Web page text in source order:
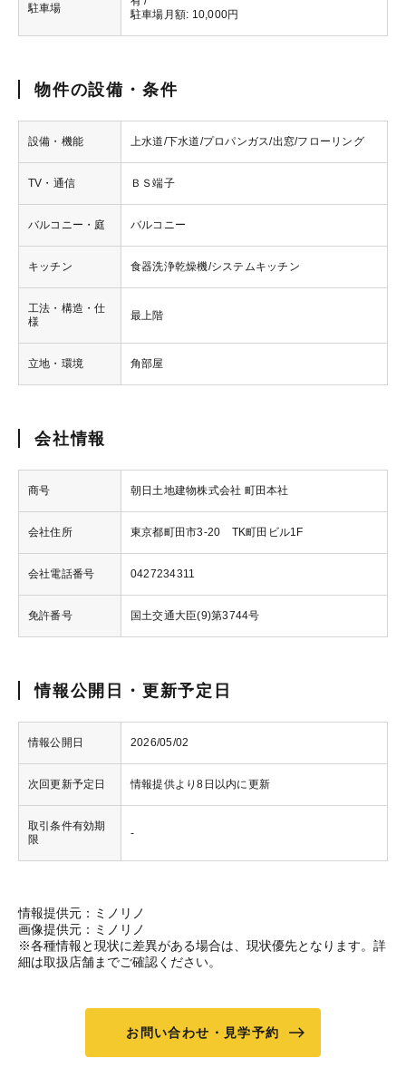
駐車場
駐車場月額: 10,000円
物件の設備・条件
設備・機能 上水道/下水道/プロパンガス/出窓/フローリング
TV・通信 ＢＳ端子
バルコニー・庭 バルコニー
キッチン 食器洗浄乾燥機/システムキッチン
工法・構造・仕
様
最上階
立地・環境 角部屋
会社情報
商号 朝日土地建物株式会社 町田本社
会社住所 東京都町田市3-20 TK町田ビル1F
会社電話番号 0427234311
免許番号 国土交通大臣(9)第3744号
情報公開日・更新予定日
情報公開日 2026/05/02
次回更新予定日 情報提供より8日以内に更新
取引条件有効期
限
-
情報提供元：ミノリノ
画像提供元：ミノリノ
※各種情報と現状に差異がある場合は、現状優先となります。詳
細は取扱店舗までご確認ください。
お問い合わせ・見学予約